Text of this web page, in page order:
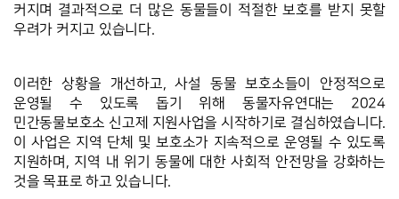
커지며 결과적으로 더 많은 동물들이 적절한 보호를 받지 못할
우려가 커지고 있습니다.
이러한 상황을 개선하고, 사설 동물 보호소들이 안정적으로
운영될 수 있도록 돕기 위해 동물자유연대는 2024
민간동물보호소 신고제 지원사업을 시작하기로 결심하였습니다.
이 사업은 지역 단체 및 보호소가 지속적으로 운영될 수 있도록
지원하며, 지역 내 위기 동물에 대한 사회적 안전망을 강화하는
것을 목표로 하고 있습니다.